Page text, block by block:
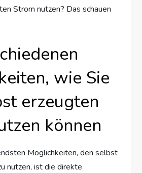
Strom nutzen? Das schauen
wie Sie
erzeugten
können
Möglichkeiten, den selbst
nutzen, ist die direkte